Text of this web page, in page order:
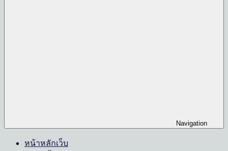
Navigation
หน้าหลักเว็บ